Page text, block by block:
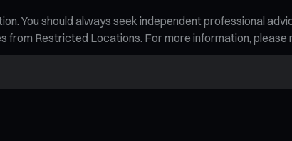
You should always seek independent professional
from Restricted Locations. For more information, please